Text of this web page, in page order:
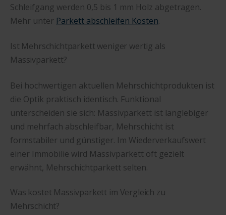
Schleifgang werden 0,5 bis 1 mm Holz abgetragen.
Mehr unter Parkett abschleifen Kosten.
Ist Mehrschichtparkett weniger wertig als
Massivparkett?
Bei hochwertigen aktuellen Mehrschichtprodukten ist
die Optik praktisch identisch. Funktional
unterscheiden sie sich: Massivparkett ist langlebiger
und mehrfach abschleifbar, Mehrschicht ist
formstabiler und günstiger. Im Wiederverkaufswert
einer Immobilie wird Massivparkett oft gezielt
erwähnt, Mehrschichtparkett selten.
Was kostet Massivparkett im Vergleich zu
Mehrschicht?